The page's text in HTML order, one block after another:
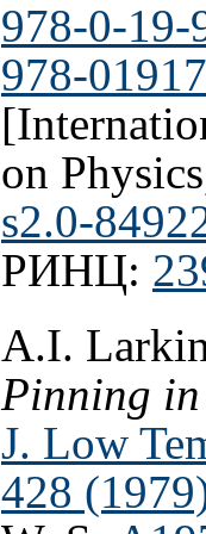
978-0-19-
978-
on
s2.0-
РИНЦ:
A.I.
Pinning in
J. Low
428